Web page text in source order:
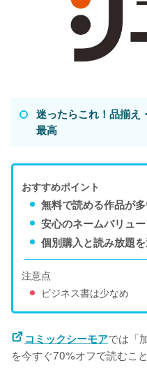
迷ったらこれ！品揃え
最高
おすすめポイント
無料で読める作品が
安心のネームバリュー
個別購入と読み放題
注意点
ビジネス書は少なめ
コミックシーモアでは「
を今すぐ70%オフで読むこ